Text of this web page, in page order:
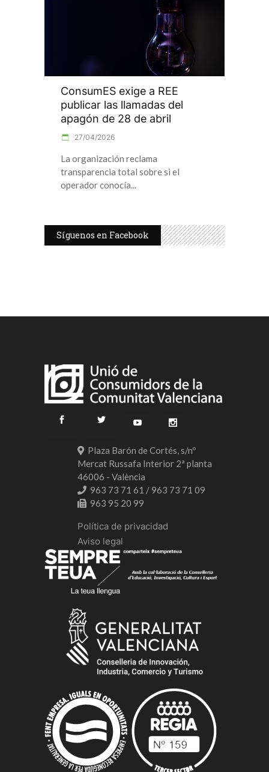
ConsumES exige a REE
publicar las llamadas del
apagón de 28 de abril
27/04/2026
La organización reclama
transparencia total sobre si el
operador conocía
Síguenos en Facebook
Plaza Barón de Cortés, s/nº
Mercat Russafa Interior 2ª planta
46006 - València
963 73 71 61 / 963 73 71 09
963 95 20 99
Política de privacidad
Aviso legal